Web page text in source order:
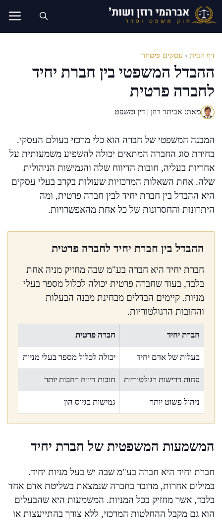
לדלג
לתוכן
דף הבית › עסקים ומסחר
ההבדל המשפטי בין חברת יחיד
לחברה פרטית
מאת: אביתר רוזן | דין ומשפט
המבנה המשפטי של חברה הוא כלי מרכזי בעולם העסקי.
בחירת סוג החברה המתאים יכולה להשפיע משמעותית על
אחריות בעליה, חובות הדיווח שלה והגמישות הניהולית
שלה. אחת השאלות המרכזיות שעולות בקרב בעלי עסקים
היא ההבדל בין חברת יחיד לבין חברה פרטית, ומה
היתרונות והחסרונות של כל אחת מהאפשרויות.
ההבדל בין חברת יחיד לחברה פרטית
חברת יחיד היא חברה בע"מ שבה מחזיק מניה אחת
בלבד, בעוד שחברה פרטית יכולה לכלול מספר בעלי
מניות. קיימים הבדלים מבחינת מבנה הבעלות
והחובות הרגולטוריות.
חברת יחיד חברה פרטית
בעלות של אדם יחיד יכולה לכלול מספר בעלי מניות
פחות דרישות רגולטוריות חובות דיווח רחבות יותר
ניהול פשוט יותר גמישות בגיוס הון
המשמעות המשפטית של חברת יחיד
חברת יחיד היא חברה בע"מ שבה יש בעל מניות יחיד.
במילים אחרות, מדובר בחברה שנמצאת בשליטת אדם אחד
בלבד, אשר מחזיק בכל המניות. המשמעות היא שהבעלים
הוא גם מקבל ההחלטות המרכזי, ללא צורך בהתייעצות או